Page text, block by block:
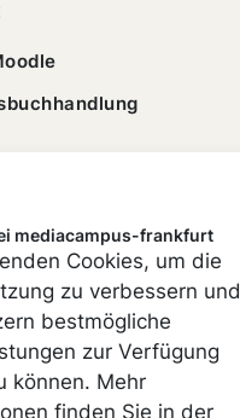
Impressum
Cookie-Einstellungen
Datenschutz
mediacampus-frankfurt
Cookies, um die
zu verbessern und
bestmögliche
zur Verfügung
können. Mehr
finden Sie in der